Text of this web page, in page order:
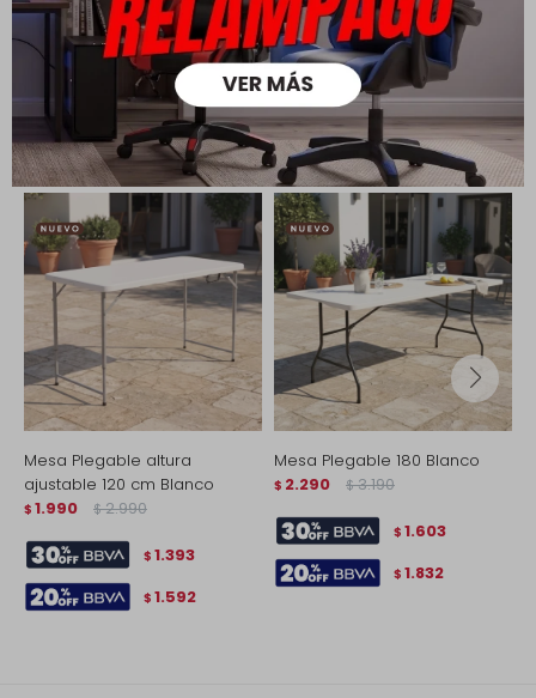
Productos que te pueden interesar
Mesa Plegable altura
ajustable 120 cm Blanco
$ 1.990 $ 2.990
$ 1.393
$ 1.592
Mesa Plegable 180 Blanco
$ 2.290 $ 3.190
$ 1.603
$ 1.832